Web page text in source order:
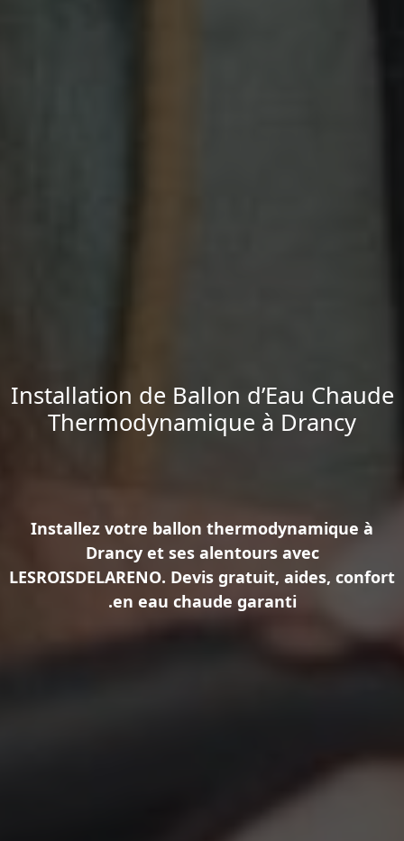
Installation de Ballon d’Eau Chaude
Thermodynamique à Drancy
Installez votre ballon thermodynamique à
Drancy et ses alentours avec
LESROISDELARENO. Devis gratuit, aides, confort
en eau chaude garanti.